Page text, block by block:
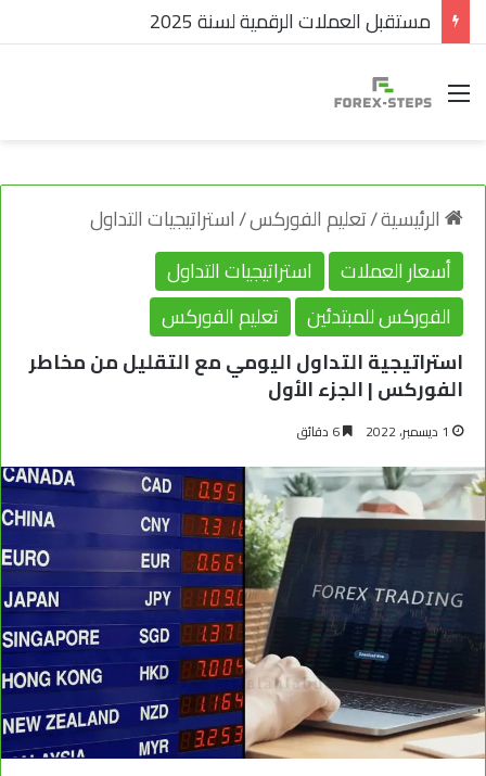
مستقبل العملات الرقمية لسنة 2025
القائمة
الرئيسية/تعليم الفوركس/استراتيجيات التداول
أسعار العملات
استراتيجيات التداول
الفوركس للمبتدئين
تعليم الفوركس
استراتيجية التداول اليومي مع التقليل من مخاطر
الفوركس | الجزء الأول
1 ديسمبر، 2022